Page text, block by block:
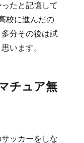
たと記憶して
校に進んだの
分その後は試
います。
チュア無
ッカーをしな